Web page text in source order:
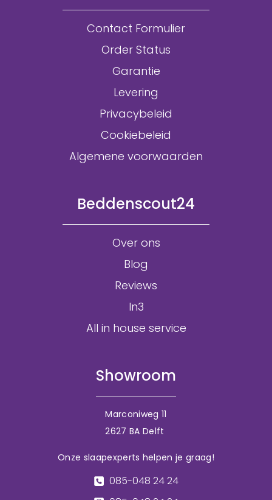
Contact Formulier
Order Status
Garantie
Levering
Privacybeleid
Cookiebeleid
Algemene voorwaarden
Beddenscout24
Over ons
Blog
Reviews
In3
All in house service
Showroom
Marconiweg 11
2627 BA Delft
Onze slaapexperts helpen je graag!
085-048 24 24